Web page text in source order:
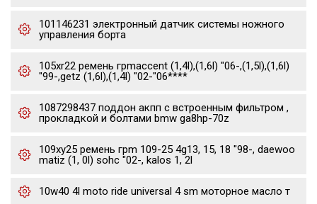
101146231 электронный датчик системы ножного
управления борта
105xr22 ремень грmaccent (1,4l),(1,6l) "06-,(1,5l),(1,6l)
"99-,getz (1,6l),(1,4l) "02-"06****
1087298437 поддон акпп с встроенным фильтром ,
прокладкой и болтами bmw ga8hp-70z
109xy25 ремень грm 109-25 4g13, 15, 18 "98-, daewoo
matiz (1, 0l) sohc "02-, kalos 1, 2l
10w40 4l moto ride universal 4 sm моторное масло т